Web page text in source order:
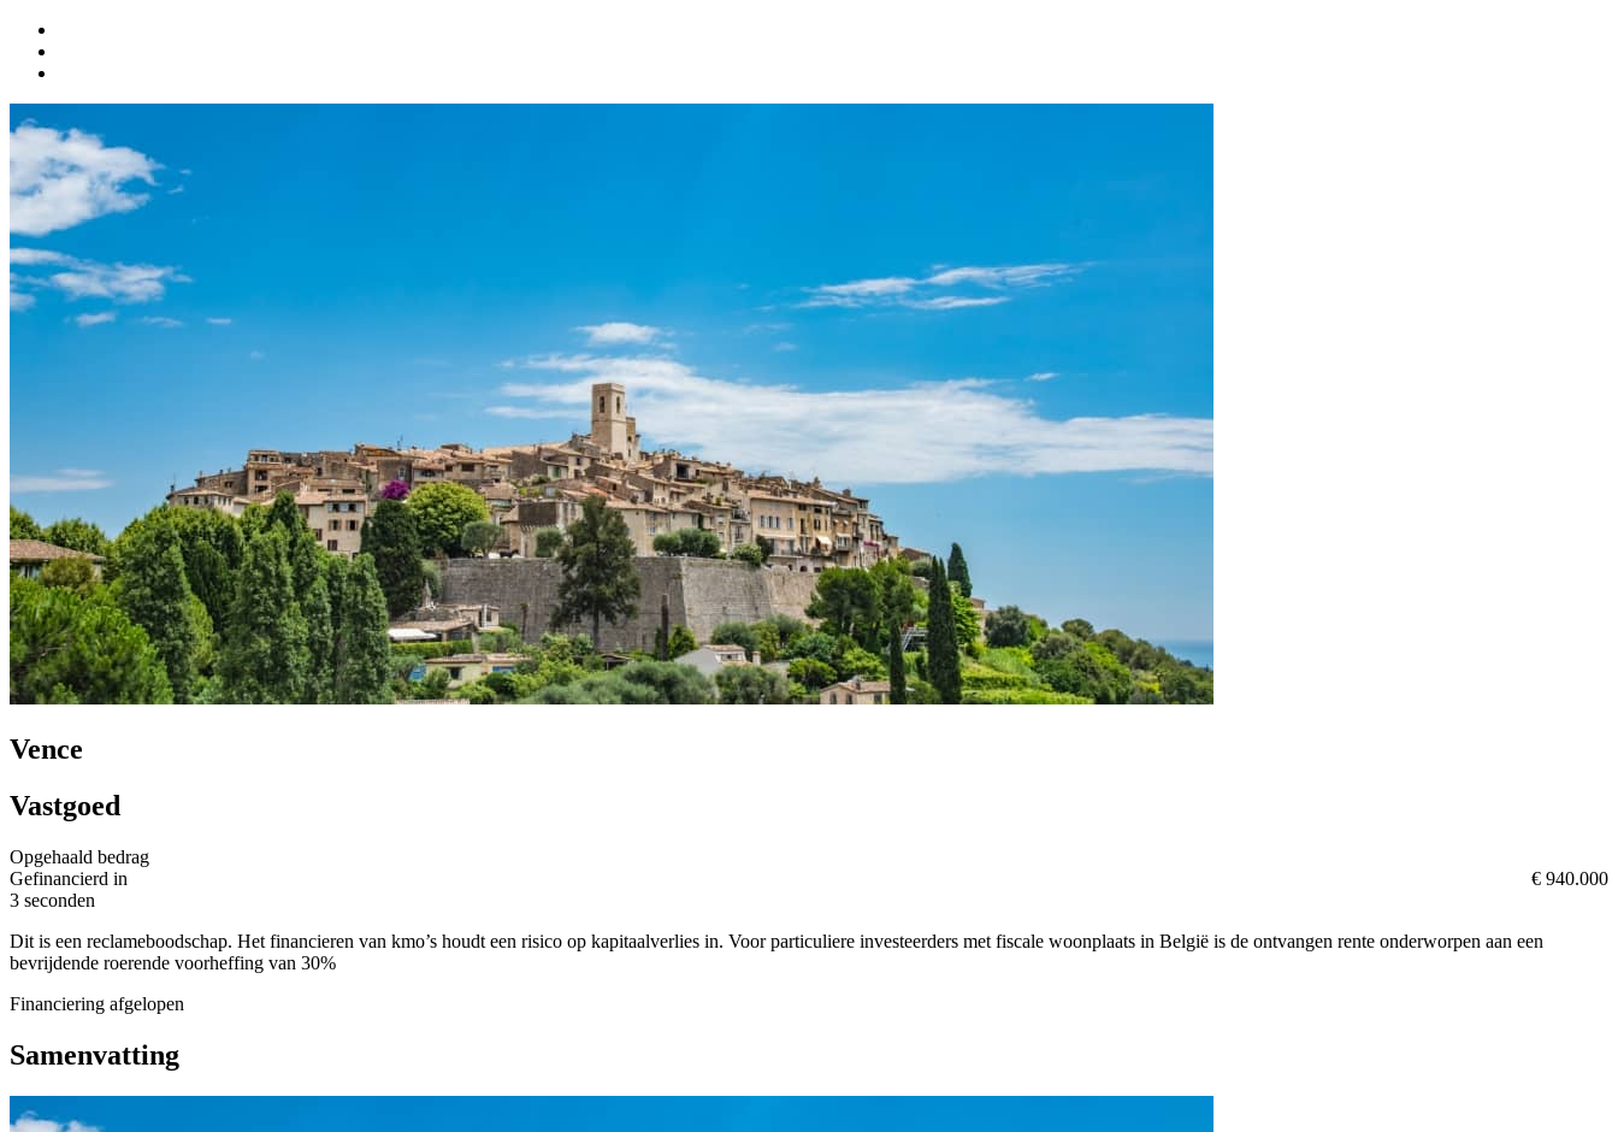
Vence
Vastgoed
Opgehaald bedrag
€ 940.000
Gefinancierd in
3 seconden
Dit is een reclameboodschap. Het financieren van kmo’s houdt een risico op kapitaalverlies in. Voor particuliere investeerders met fiscale woonplaats in België is de ontvangen rente onderworpen aan een
bevrijdende roerende voorheffing van 30%
Financiering afgelopen
Samenvatting